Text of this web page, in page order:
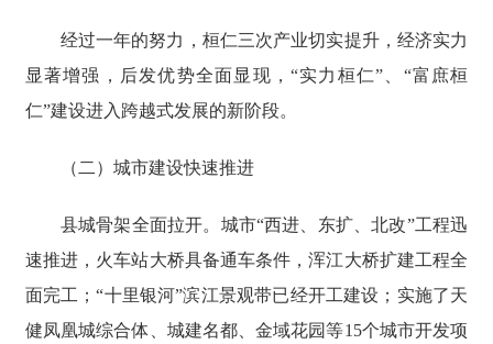
经过一年的努力，桓仁三次产业切实提升，经济实力
显著增强，后发优势全面显现，“实力桓仁”、“富庶桓
仁”建设进入跨越式发展的新阶段。
（二）城市建设快速推进
县城骨架全面拉开。城市“西进、东扩、北改”工程迅
速推进，火车站大桥具备通车条件，浑江大桥扩建工程全
面完工；“十里银河”滨江景观带已经开工建设；实施了天
健凤凰城综合体、城建名都、金域花园等15个城市开发项